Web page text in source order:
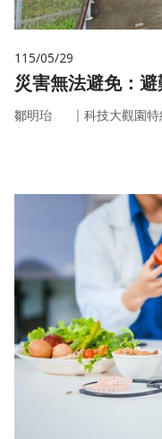
115/05/29
災害無法避免：
鄒明珆 ｜ 科技大觀園